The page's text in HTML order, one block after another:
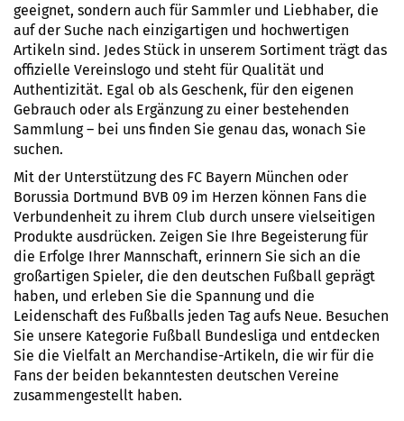
geeignet, sondern auch für Sammler und Liebhaber, die
auf der Suche nach einzigartigen und hochwertigen
Artikeln sind. Jedes Stück in unserem Sortiment trägt das
offizielle Vereinslogo und steht für Qualität und
Authentizität. Egal ob als Geschenk, für den eigenen
Gebrauch oder als Ergänzung zu einer bestehenden
Sammlung – bei uns finden Sie genau das, wonach Sie
suchen.
Mit der Unterstützung des FC Bayern München oder
Borussia Dortmund BVB 09 im Herzen können Fans die
Verbundenheit zu ihrem Club durch unsere vielseitigen
Produkte ausdrücken. Zeigen Sie Ihre Begeisterung für
die Erfolge Ihrer Mannschaft, erinnern Sie sich an die
großartigen Spieler, die den deutschen Fußball geprägt
haben, und erleben Sie die Spannung und die
Leidenschaft des Fußballs jeden Tag aufs Neue. Besuchen
Sie unsere Kategorie Fußball Bundesliga und entdecken
Sie die Vielfalt an Merchandise-Artikeln, die wir für die
Fans der beiden bekanntesten deutschen Vereine
zusammengestellt haben.